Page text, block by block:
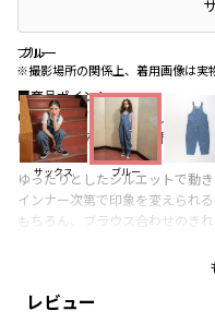
ブルー
※撮影場所の関係上、着用画像は実
ブルー
ブルー
サックス ブルー
レビュー
■商品ポイント
6.5オンスデニムを使用した、着
ほどよい厚みでシーズン問わず
ゆったりとしたシルエットで動
インナー次第で印象を変えられ
もちろん、ブラウス合わせのき
EDWINの象徴後ろポケットのW